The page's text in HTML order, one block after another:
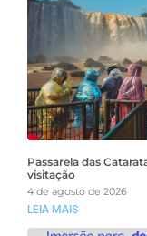
Passarela das
visitação
4 de agosto de 2026
LEIA MAIS